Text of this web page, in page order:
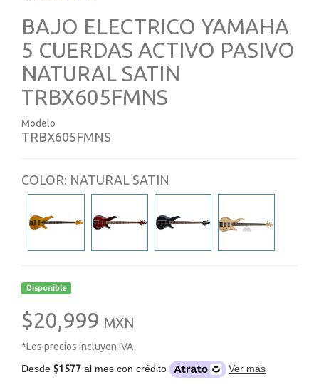
BAJO ELECTRICO YAMAHA
5 CUERDAS ACTIVO PASIVO
NATURAL SATIN
TRBX605FMNS
Modelo
TRBX605FMNS
COLOR: NATURAL SATIN
Disponible
$20,999 MXN
*Los precios incluyen IVA
Desde $1577 al mes con crédito Ver más